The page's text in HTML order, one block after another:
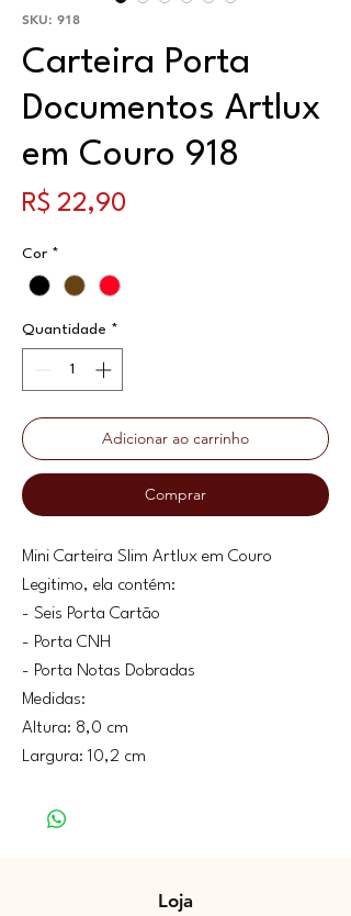
SKU: 918
Carteira Porta
Documentos Artlux
em Couro 918
R$ 22,90
Cor *
Quantidade *
Adicionar ao carrinho
Comprar
Mini Carteira Slim Artlux em Couro
Legitimo, ela contém:
- Seis Porta Cartão
- Porta CNH
- Porta Notas Dobradas
Medidas:
Altura: 8,0 cm
Largura: 10,2 cm
Loja